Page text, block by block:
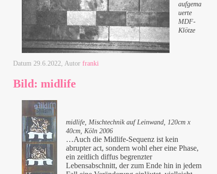
aufgema
uerte
MDF-
Klötze
Datum 29.6.2022 , Autorfranki
Bild: midlife
midlife, Mischtechnik auf Leinwand, 120cm x
40cm, Köln 2006
…Auch die Midlife-Sequenz ist kein
abrupter act, sondern wohl eher eine Phase,
ein zeitlich diffus begrenzter
Lebensabschnitt, der zum Ende hin in jedem